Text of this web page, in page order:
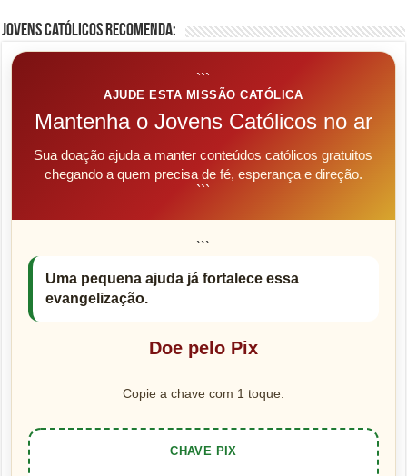
Jovens Católicos Recomenda:
```
AJUDE ESTA MISSÃO CATÓLICA
Mantenha o Jovens Católicos no ar
Sua doação ajuda a manter conteúdos católicos gratuitos
chegando a quem precisa de fé, esperança e direção.
```
```
Uma pequena ajuda já fortalece essa
evangelização.
Doe pelo Pix
Copie a chave com 1 toque:
CHAVE PIX